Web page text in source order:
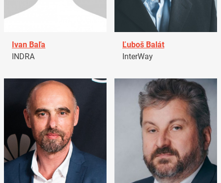
Ivan Baľa
INDRA
Ľuboš Balát
InterWay